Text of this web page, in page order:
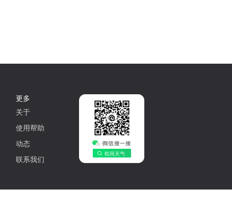
更多
关于
使用帮助
动态
联系我们